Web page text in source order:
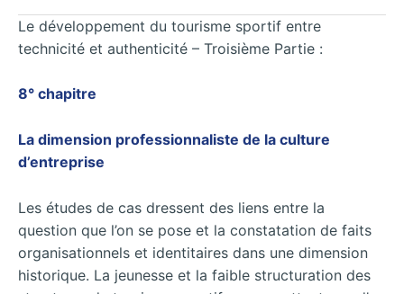
Le développement du tourisme sportif entre
technicité et authenticité – Troisième Partie :
8° chapitre
La dimension professionnaliste de la culture
d’entreprise
Les études de cas dressent des liens entre la
question que l’on se pose et la constatation de faits
organisationnels et identitaires dans une dimension
historique. La jeunesse et la faible structuration des